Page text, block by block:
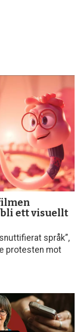
bli ett visuellt
språk”,
protesten mot